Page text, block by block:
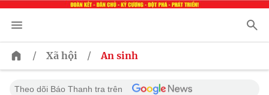
/ Xã hội / An sinh
Theo dõi Báo Thanh tra trên